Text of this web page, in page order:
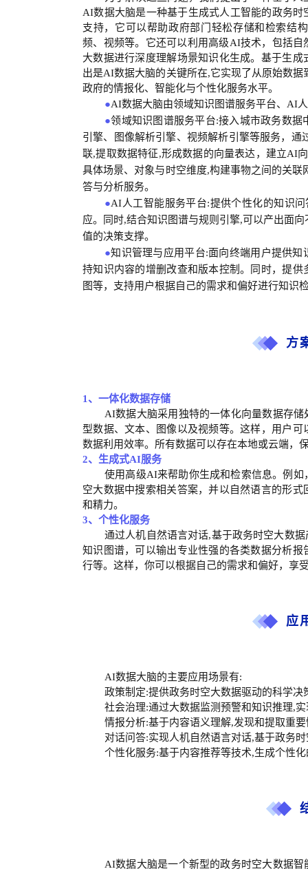
AI数据大脑是一种基于生成式人工智能的政务
支持，它可以帮助政府部门轻松存储和检索结
频、视频等。它还可以利用高级AI技术，包括
大数据进行深度理解场景知识化生成。基于生
出是AI数据大脑的关键所在,它实现了从原始数
政府的情报化、智能化与个性化服务水平。
●AI数据大脑由领域知识图谱服务平台、AI
●领域知识图谱服务平台:接入城市政务数
引擎、图像解析引擎、视频解析引擎等服务，
联,提取数据特征,形成数据的向量表达，建立AI
具体场景、对象与时空维度,构建事物之间的关
答与分析服务。
●AI人工智能服务平台:提供个性化的知识
应。同时,结合知识图谱与规则引擎,可以产出面
值的决策支撑。
●知识管理与应用平台:面向终端用户提供
持知识内容的增删改查和版本控制。同时，提
图等，支持用户根据自己的需求和偏好进行知识
方
1、 一体化数据存储
AI数据大脑采用独特的一体化向量数据存
型数据、文本、图像以及视频等。这样，用户
数据利用效率。所有数据可以存在本地或云端，
2、 生成式AI服务
使用高级AI来帮助你生成和检索信息。例
空大数据中搜索相关答案，并以自然语言的形
和精力。
3、 个性化服务
通过人机自然语言对话,基于政务时空大数
知识图谱，可以输出专业性强的各类数据分析
行等。这样，你可以根据自己的需求和偏好，享
应
AI数据大脑的主要应用场景有:
政策制定:提供政务时空大数据驱动的科学决
社会治理:通过大数据监测预警和知识推理,
情报分析:基于内容语义理解,发现和提取重
对话问答:实现人机自然语言对话,基于政务
个性化服务:基于内容推荐等技术,生成个性
AI数据大脑是一个新型的政务时空大数据